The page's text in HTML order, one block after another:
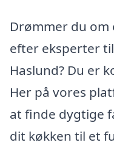
Drømmer du
efter eksperter
Haslund? Du er
Her på vores
at finde dygtige
dit køkken til et